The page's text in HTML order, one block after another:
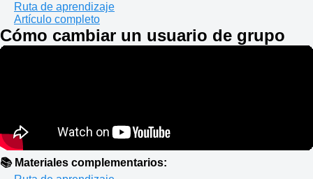
Ruta de aprendizaje
Artículo completo
Cómo cambiar un usuario de grupo
📚 Materiales complementarios: